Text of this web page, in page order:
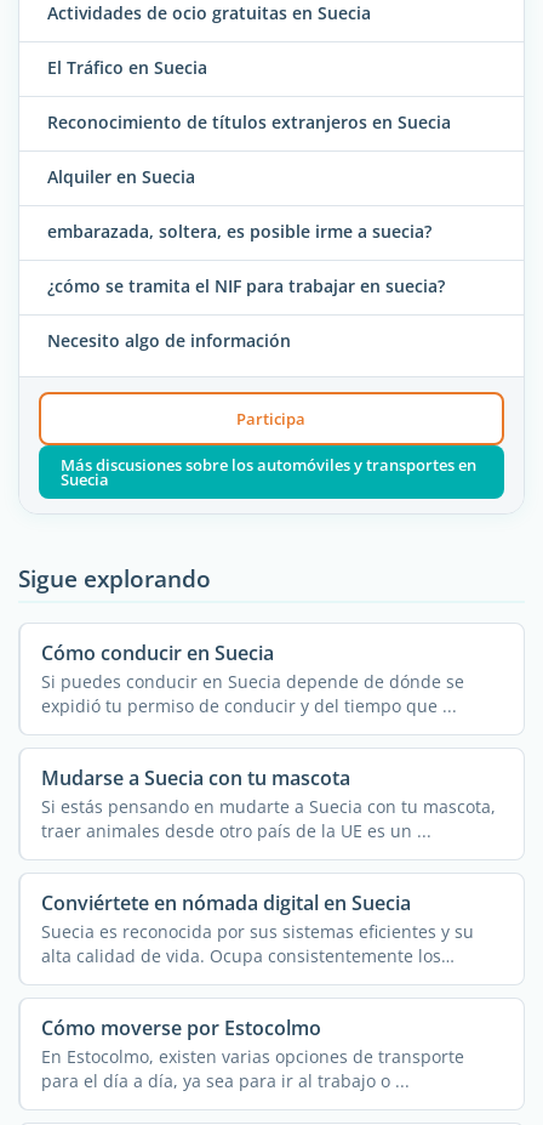
Actividades de ocio gratuitas en Suecia
El Tráfico en Suecia
Reconocimiento de títulos extranjeros en Suecia
Alquiler en Suecia
embarazada, soltera, es posible irme a suecia?
¿cómo se tramita el NIF para trabajar en suecia?
Necesito algo de información
Participa
Más discusiones sobre los automóviles y transportes en
Suecia
Sigue explorando
Cómo conducir en Suecia
Si puedes conducir en Suecia depende de dónde se
expidió tu permiso de conducir y del tiempo que ...
Mudarse a Suecia con tu mascota
Si estás pensando en mudarte a Suecia con tu mascota,
traer animales desde otro país de la UE es un ...
Conviértete en nómada digital en Suecia
Suecia es reconocida por sus sistemas eficientes y su
alta calidad de vida. Ocupa consistentemente los
primeros ...
Cómo moverse por Estocolmo
En Estocolmo, existen varias opciones de transporte
para el día a día, ya sea para ir al trabajo o ...